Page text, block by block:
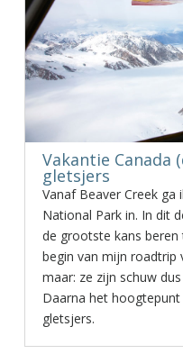
Vakantie Canada
gletsjers
Vanaf Beaver Creek ga
National Park in. In dit
de grootste kans
begin van mijn roadtrip
maar: ze zijn schuw
Daarna het
gletsjers.